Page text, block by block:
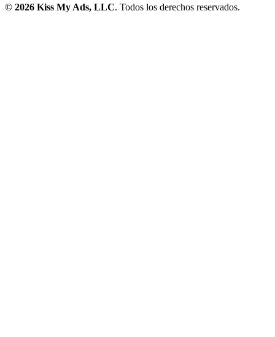
© 2026 Kiss My Ads, LLC. Todos los derechos reservados.